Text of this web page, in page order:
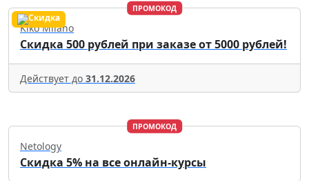
ПРОМОКОД
Kiko Milano
Скидка 500 рублей при заказе от 5000 рублей!
Действует до 31.12.2026
ПРОМОКОД
Netology
Скидка 5% на все онлайн-курсы